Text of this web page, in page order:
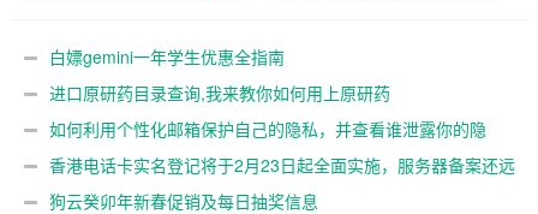
白嫖gemini一年学生优惠全指南
进口原研药目录查询,我来教你如何用上原研药
如何利用个性化邮箱保护自己的隐私，并查看谁泄露你的隐
私 香港电话卡实名登记将于2月23日起全面实施，服务器备案还远
吗？狗云癸卯年新春促销及每日抽奖信息